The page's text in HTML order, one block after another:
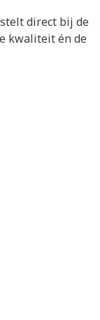
direct bij de
kwaliteit én de